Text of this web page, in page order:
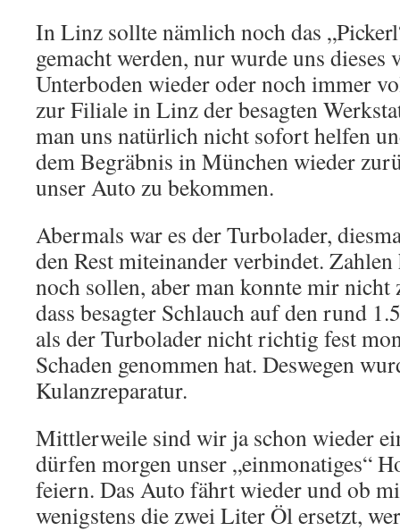
In Linz sollte nämlich noch das
gemacht werden, nur wurde uns dieses
Unterboden wieder oder noch immer
zur Filiale in Linz der besagten
man uns natürlich nicht sofort helfen
dem Begräbnis in München wieder
unser Auto zu bekommen.
Abermals war es der Turbolader,
den Rest miteinander verbindet.
noch sollen, aber man konnte mir nicht
dass besagter Schlauch auf den rund
als der Turbolader nicht richtig fest
Schaden genommen hat. Deswegen
Kulanzreparatur.
Mittlerweile sind wir ja schon wieder
dürfen morgen unser „einmonatiges“
feiern. Das Auto fährt wieder und ob
wenigstens die zwei Liter Öl ersetzt,